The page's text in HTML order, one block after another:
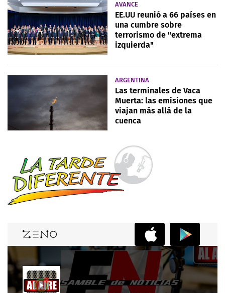
AVANCE
EE.UU reunió a 66 países en
una cumbre sobre
terrorismo de "extrema
izquierda"
ARGENTINA
Las terminales de Vaca
Muerta: las emisiones que
viajan más allá de la
cuenca